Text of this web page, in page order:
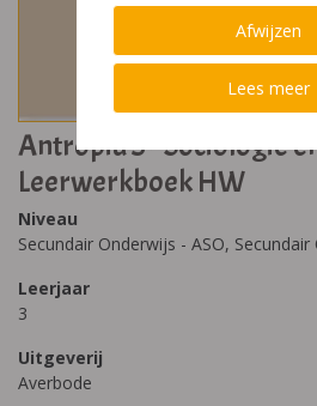
Antropia 3 - Sociologie
Leerwerkboek HW
Niveau
Secundair Onderwijs - ASO, Secundair
Leerjaar
3
Uitgeverij
Averbode
Afwijzen
Lees meer